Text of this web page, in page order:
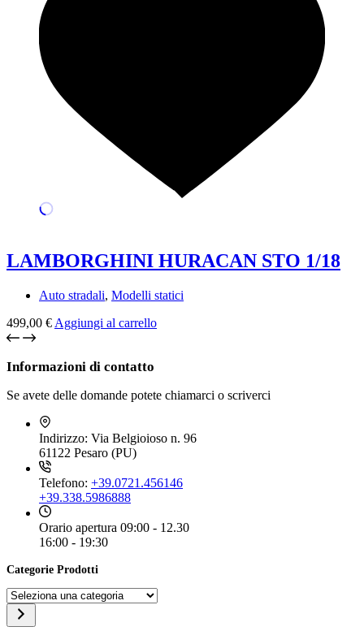
LAMBORGHINI HURACAN STO 1/18
Auto stradali, Modelli statici
499,00 € Aggiungi al carrello
Informazioni di contatto
Se avete delle domande potete chiamarci o scriverci
Indirizzo: Via Belgioioso n. 96
61122 Pesaro (PU)
Telefono: +39.0721.456146
+39.338.5986888
Orario apertura 09:00 - 12.30
16:00 - 19:30
Categorie Prodotti
Seleziona
una
categoria